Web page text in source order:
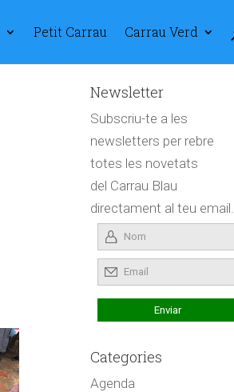
Petit Carrau Carrau Verd
Newsletter
Subscriu-te a les
newsletters per rebre
totes les novetats
del Carrau Blau
directament al teu email.
Categories
Agenda